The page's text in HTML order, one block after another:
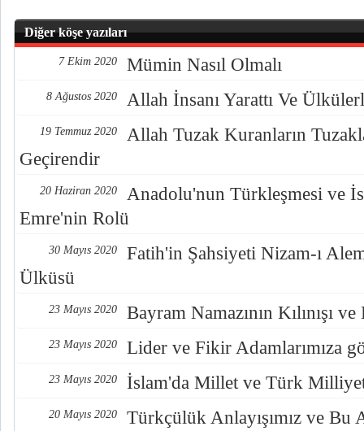
Diğer köşe yazıları
7 Ekim 2020 Mümin Nasıl Olmalı
8 Ağustos 2020 Allah İnsanı Yarattı Ve
19 Temmuz 2020
Allah Tuzak Kuranların
Geçirendir
20 Haziran 2020
Anadolu'nun Türkleşmesi ve
Emre'nin Rolü
30 Mayıs 2020
Fatih'in Şahsiyeti Nizam-ı
Ülküsü
23 Mayıs 2020 Bayram Namazının Kılınışı
23 Mayıs 2020 Lider ve Fikir Adamlarımıza
23 Mayıs 2020 İslam'da Millet ve Türk
20 Mayıs 2020 Türkçülük Anlayışımız ve Bu